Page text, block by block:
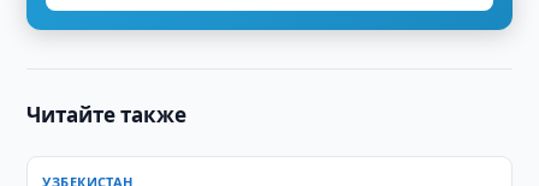
Читайте также
УЗБЕКИСТАН